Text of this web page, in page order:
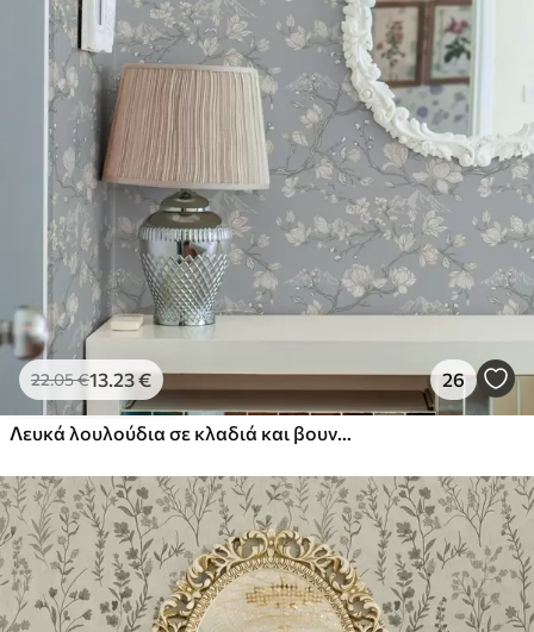
22.05€13.23€ 26
Λευκά λουλούδια σε κλαδιά και βουνά σε μπλε φόντο